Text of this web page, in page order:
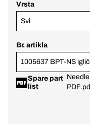
Vrsta
Svi
Br. artikla
1005637 BPT-NS
Spare part
list